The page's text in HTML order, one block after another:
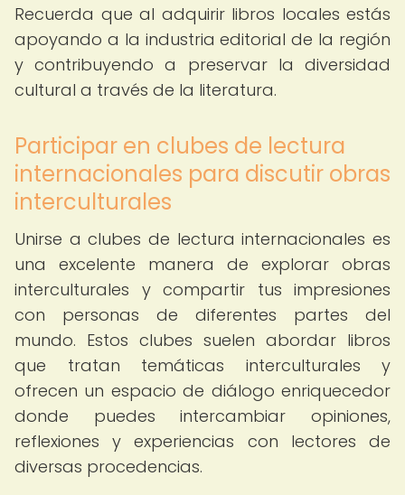
Recuerda que al adquirir libros locales estás
apoyando a la industria editorial de la región
y contribuyendo a preservar la diversidad
cultural a través de la literatura.
Participar en clubes de lectura
internacionales para discutir obras
interculturales
Unirse a clubes de lectura internacionales es
una excelente manera de explorar obras
interculturales y compartir tus impresiones
con personas de diferentes partes del
mundo. Estos clubes suelen abordar libros
que tratan temáticas interculturales y
ofrecen un espacio de diálogo enriquecedor
donde puedes intercambiar opiniones,
reflexiones y experiencias con lectores de
diversas procedencias.